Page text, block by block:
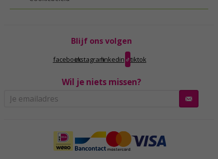
Blijf ons volgen
facebookinstagramlinkedin tiktok
Wil je niets missen?